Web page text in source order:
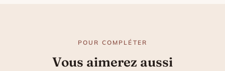
POUR COMPLÉTER
Vous aimerez aussi